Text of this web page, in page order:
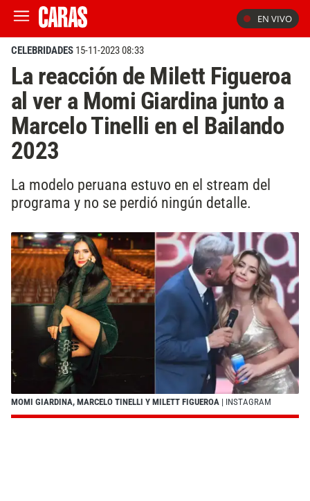
EN VIVO
CELEBRIDADES 15-11-2023 08:33
La reacción de Milett Figueroa
al ver a Momi Giardina junto a
Marcelo Tinelli en el Bailando
2023
La modelo peruana estuvo en el stream del
programa y no se perdió ningún detalle.
MOMI GIARDINA, MARCELO TINELLI Y MILETT FIGUEROA | INSTAGRAM